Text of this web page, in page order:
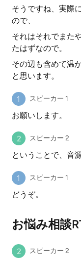
そうですね、実際
ので、
それはそれでまた
たはずなので。
その辺も含めて温
と思います。
スピーカー 1
お願いします。
スピーカー 2
ということで、音
スピーカー 1
どうぞ。
お悩み相談
スピーカー 2